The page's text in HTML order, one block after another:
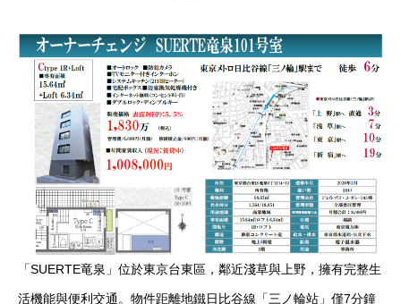
「SUERTE竜泉」位於東京台東區，鄰近淺草與上野，擁有完整生
活機能與便利交通。物件距離地鐵日比谷線「三ノ輪站」僅7分鐘